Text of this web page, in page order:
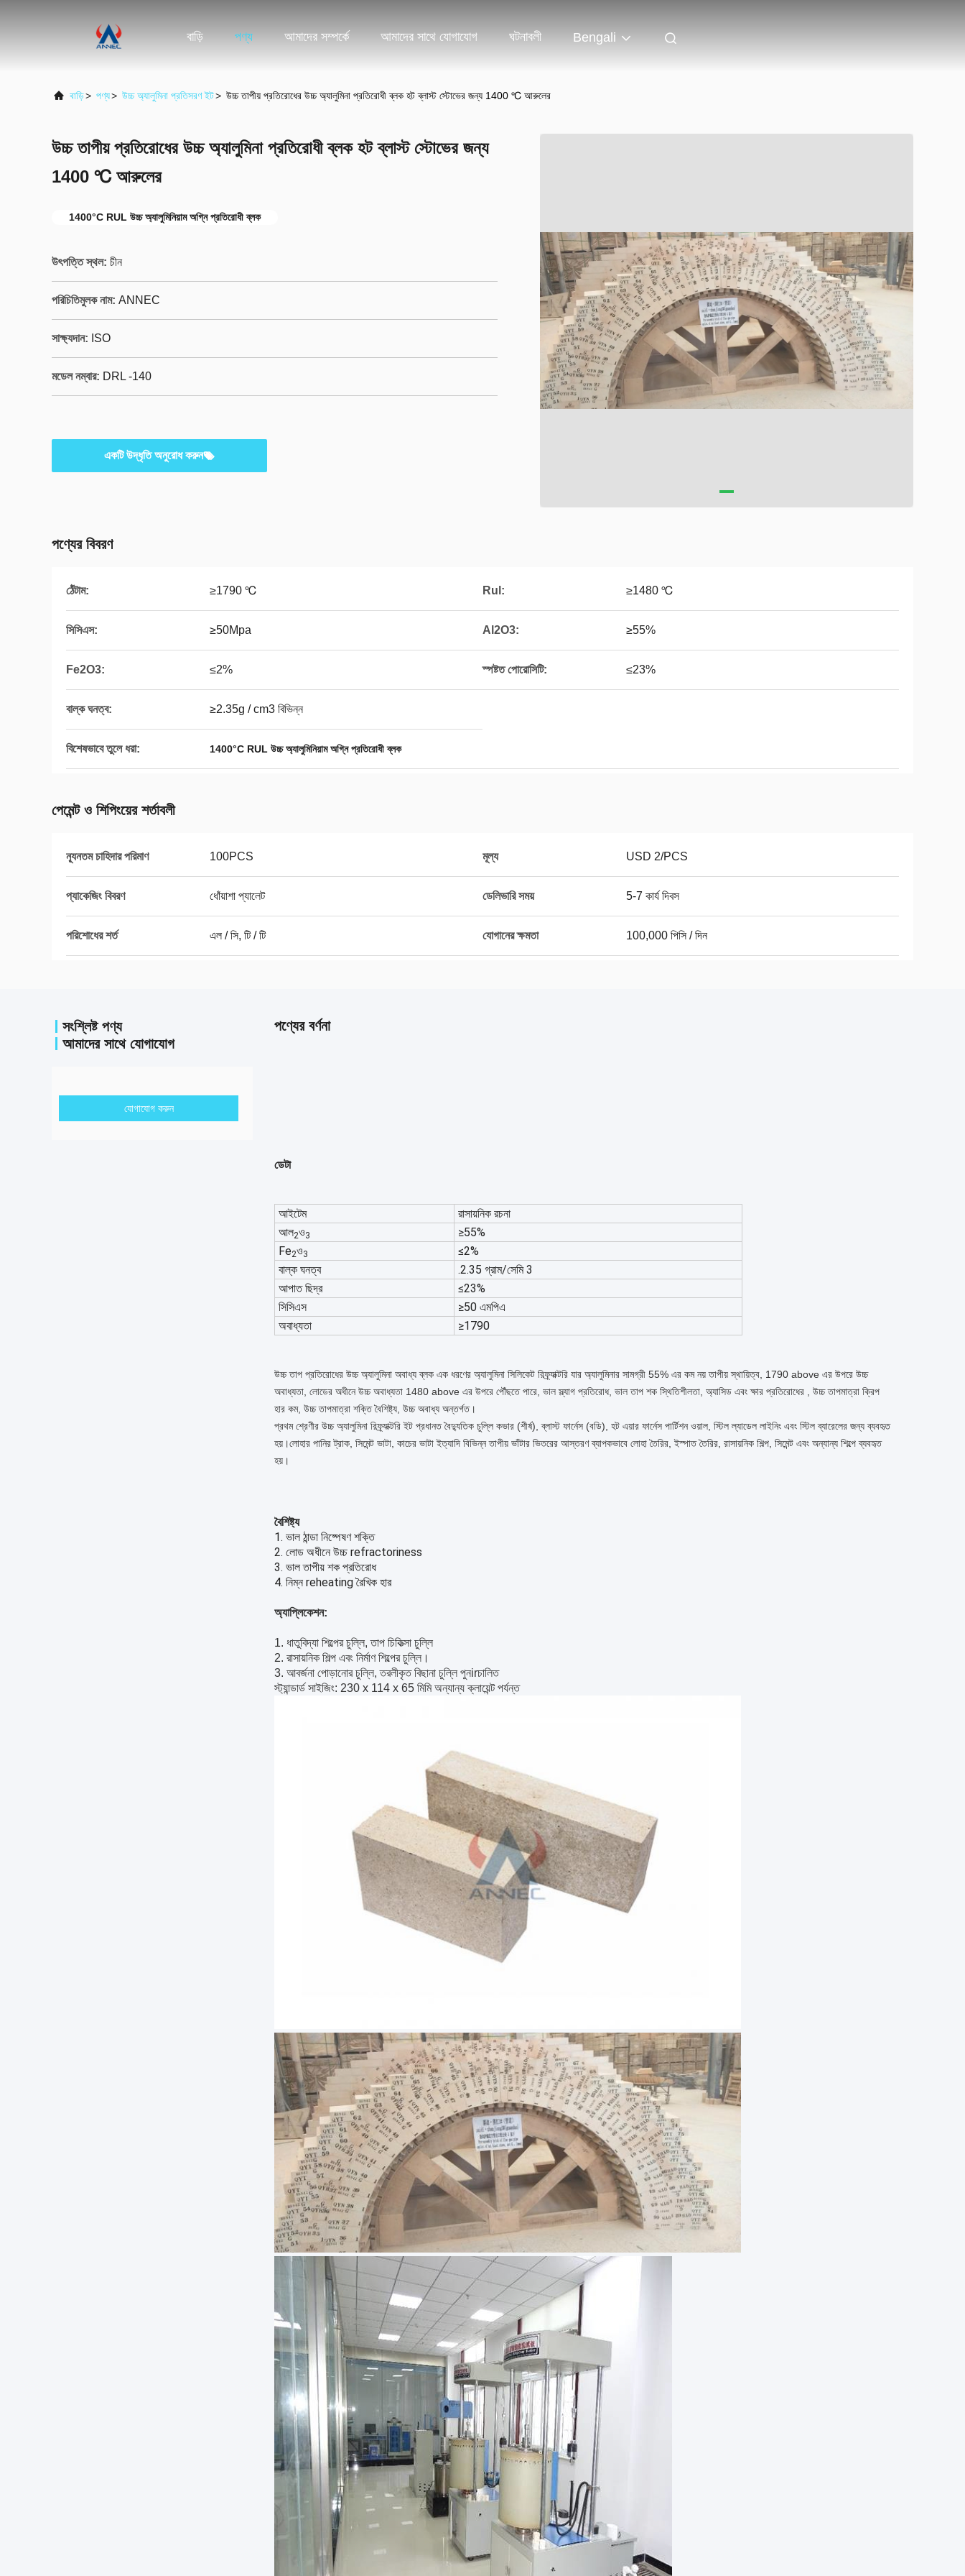
বাড়ি পণ্য আমাদের সম্পর্কে আমাদের সাথে যোগাযোগ ঘটনাবলী Bengali
বাড়ি> পণ্য> উচ্চ অ্যালুমিনা প্রতিসরণ ইট> উচ্চ তাপীয় প্রতিরোধের উচ্চ অ্যালুমিনা প্রতিরোধী ব্লক হট ব্লাস্ট স্টোভের জন্য 1400 ℃ আরুলের
উচ্চ তাপীয় প্রতিরোধের উচ্চ অ্যালুমিনা প্রতিরোধী ব্লক হট ব্লাস্ট স্টোভের জন্য
1400 ℃ আরুলের
1400°C RUL উচ্চ অ্যালুমিনিয়াম অগ্নি প্রতিরোধী ব্লক
উৎপত্তি স্থল: চীন
পরিচিতিমুলক নাম: ANNEC
সাক্ষ্যদান: ISO
মডেল নম্বার: DRL -140
একটি উদ্ধৃতি অনুরোধ করুন
পণ্যের বিবরণ
ঠেঁটাম: ≥1790 ℃ Rul: ≥1480 ℃
সিসিএস: ≥50Mpa Al2O3: ≥55%
Fe2O3: ≤2% স্পষ্টত পোরোসিটি: ≤23%
বাল্ক ঘনত্ব: ≥2.35g / cm3 বিভিন্ন
বিশেষভাবে তুলে ধরা: 1400°C RUL উচ্চ অ্যালুমিনিয়াম অগ্নি প্রতিরোধী ব্লক
পেমেন্ট ও শিপিংয়ের শর্তাবলী
ন্যূনতম চাহিদার পরিমাণ 100PCS মূল্য USD 2/PCS
প্যাকেজিং বিবরণ ধোঁয়াশা প্যালেট ডেলিভারি সময় 5-7 কার্য দিবস
পরিশোধের শর্ত এল / সি, টি / টি যোগানের ক্ষমতা 100,000 পিসি / দিন
সংশ্লিষ্ট পণ্য
আমাদের সাথে যোগাযোগ
যোগাযোগ করুন
পণ্যের বর্ণনা
ডেটা
আইটেম
রাসায়নিক রচনা
আল2ও3
≥55%
Fe2ও3
≤2%
বাল্ক ঘনত্ব
.2.35 গ্রাম/সেমি 3
আপাত ছিদ্র
≤23%
সিসিএস
≥50 এমপিএ
অবাধ্যতা
≥1790
উচ্চ তাপ প্রতিরোধের উচ্চ অ্যালুমিনা অবাধ্য ব্লক এক ধরণের অ্যালুমিনা সিলিকেট রিফ্র্যাক্টরি যার অ্যালুমিনার সামগ্রী 55% এর কম নয় তাপীয় স্থায়িত্ব, 1790 above এর উপরে উচ্চ
অবাধ্যতা, লোডের অধীনে উচ্চ অবাধ্যতা 1480 above এর উপরে পৌঁছতে পারে, ভাল স্ল্যাগ প্রতিরোধ, ভাল তাপ শক স্থিতিশীলতা, অ্যাসিড এবং ক্ষার প্রতিরোধের , উচ্চ তাপমাত্রা ক্রিপ
হার কম, উচ্চ তাপমাত্রা শক্তি বৈশিষ্ট্য, উচ্চ অবাধ্য অন্তর্গত।
প্রথম শ্রেণীর উচ্চ অ্যালুমিনা রিফ্র্যাক্টরি ইট প্রধানত বৈদ্যুতিক চুল্লি কভার (শীর্ষ), ব্লাস্ট ফার্নেস (বডি), হট এয়ার ফার্নেস পার্টিশন ওয়াল, স্টিল ল্যাডেল লাইনিং এবং স্টিল ব্যারেলের জন্য ব্যবহৃত
হয়।লোহার পানির ট্রাক, সিমেন্ট ভাটা, কাচের ভাটা ইত্যাদি বিভিন্ন তাপীয় ভাঁটার ভিতরের আস্তরণ ব্যাপকভাবে লোহা তৈরির, ইস্পাত তৈরির, রাসায়নিক শিল্প, সিমেন্ট এবং অন্যান্য শিল্পে ব্যবহৃত
হয়।
বৈশিষ্ট্য
1. ভাল ঠান্ডা নিষ্পেষণ শক্তি
2. লোড অধীনে উচ্চ refractoriness
3. ভাল তাপীয় শক প্রতিরোধ
4. নিম্ন reheating রৈখিক হার
অ্যাপ্লিকেশন:
1. ধাতুবিদ্যা শিল্পের চুল্লি, তাপ চিকিত্সা চুল্লি
2. রাসায়নিক শিল্প এবং নির্মাণ শিল্পের চুল্লি।
3. আবর্জনা পোড়ানোর চুল্লি, তরলীকৃত বিছানা চুল্লি পুনirচালিত
স্ট্যান্ডার্ড সাইজিং: 230 x 114 x 65 মিমি অন্যান্য ক্লায়েন্ট পর্যন্ত